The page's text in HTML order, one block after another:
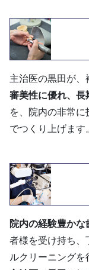
主治医の黒田が、
審美性に優れ、長
を、院内の非常
でつくり上げます。
院内の経験豊かな
者様を受け持ち、
ルクリーニングを